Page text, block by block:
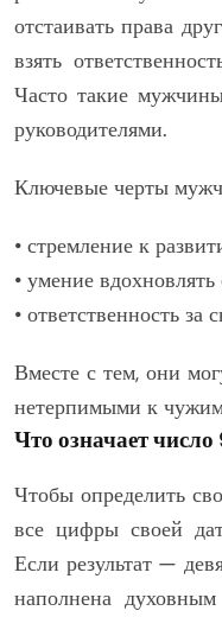
отстаивать права
взять
Часто такие
руководителями.
Ключевые черты
• стремление к
• умение
• ответственность за
Вместе с тем, они
нетерпимыми к
Что означает
Чтобы определить
все цифры своей
Если результат —
наполнена